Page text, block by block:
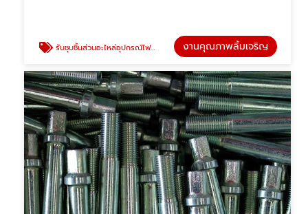
รับชุบชิ้นส่วนอะไหล่อุปกรณ์ไฟฟ้า งานคุณภาพลิ้มเจริญ